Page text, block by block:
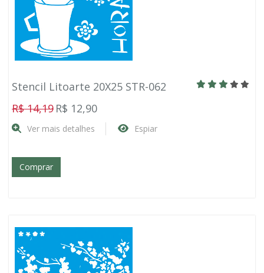
Stencil Litoarte 20X25 STR-062
R$ 14,19 R$ 12,90
Ver mais detalhes Espiar
Comprar